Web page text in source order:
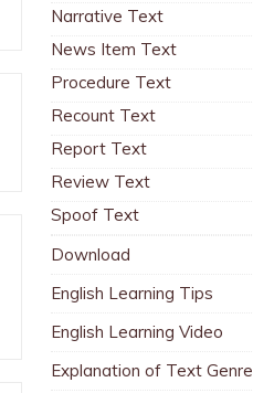
Narrative Text
News Item Text
Procedure Text
Recount Text
Report Text
Review Text
Spoof Text
Download
English Learning Tips
English Learning Video
Explanation of Text Genre